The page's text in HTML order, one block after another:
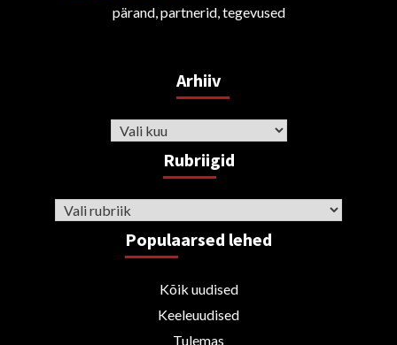
pärand, partnerid, tegevused
Arhiiv
Arhiiv
Rubriigid
Rubriigid
Populaarsed lehed
Kõik uudised
Keeleuudised
Tulemas